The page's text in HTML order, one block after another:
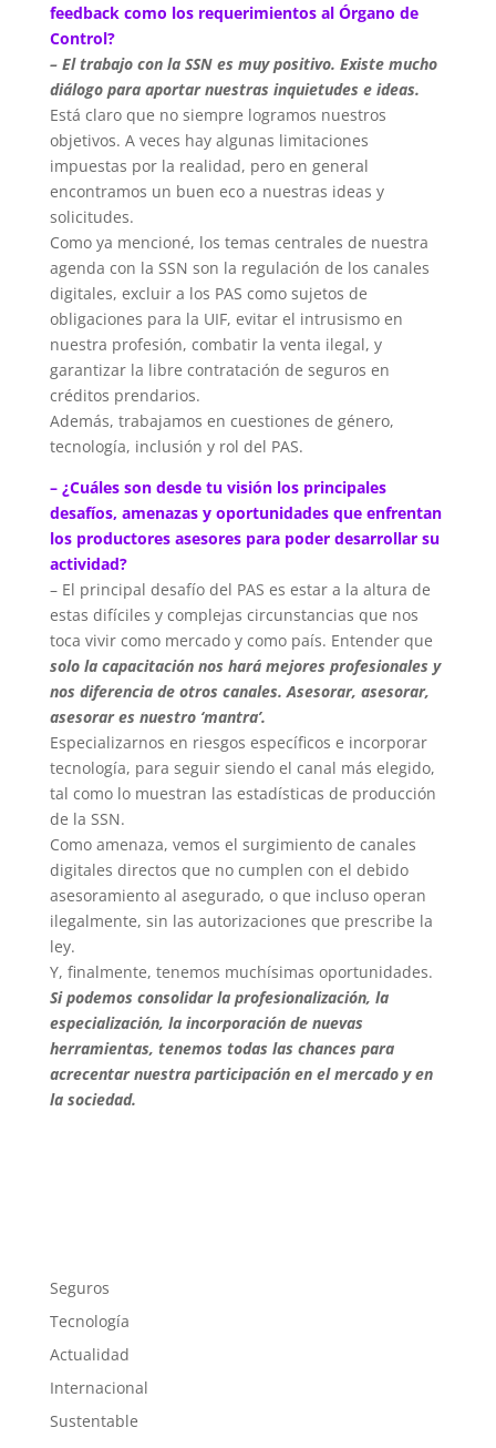
feedback como los requerimientos al Órgano de
Control?
– El trabajo con la SSN es muy positivo. Existe mucho
diálogo para aportar nuestras inquietudes e ideas.
Está claro que no siempre logramos nuestros
objetivos. A veces hay algunas limitaciones
impuestas por la realidad, pero en general
encontramos un buen eco a nuestras ideas y
solicitudes.
Como ya mencioné, los temas centrales de nuestra
agenda con la SSN son la regulación de los canales
digitales, excluir a los PAS como sujetos de
obligaciones para la UIF, evitar el intrusismo en
nuestra profesión, combatir la venta ilegal, y
garantizar la libre contratación de seguros en
créditos prendarios.
Además, trabajamos en cuestiones de género,
tecnología, inclusión y rol del PAS.
– ¿Cuáles son desde tu visión los principales
desafíos, amenazas y oportunidades que enfrentan
los productores asesores para poder desarrollar su
actividad?
– El principal desafío del PAS es estar a la altura de
estas difíciles y complejas circunstancias que nos
toca vivir como mercado y como país. Entender que
solo la capacitación nos hará mejores profesionales y
nos diferencia de otros canales. Asesorar, asesorar,
asesorar es nuestro ‘mantra’.
Especializarnos en riesgos específicos e incorporar
tecnología, para seguir siendo el canal más elegido,
tal como lo muestran las estadísticas de producción
de la SSN.
Como amenaza, vemos el surgimiento de canales
digitales directos que no cumplen con el debido
asesoramiento al asegurado, o que incluso operan
ilegalmente, sin las autorizaciones que prescribe la
ley.
Y, finalmente, tenemos muchísimas oportunidades.
Si podemos consolidar la profesionalización, la
especialización, la incorporación de nuevas
herramientas, tenemos todas las chances para
acrecentar nuestra participación en el mercado y en
la sociedad.
Seguros
Tecnología
Actualidad
Internacional
Sustentable